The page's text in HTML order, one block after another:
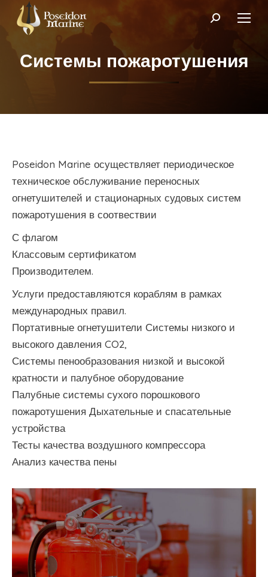
Поиск:
Системы пожаротушения
Poseidon Marine осуществляет периодическое
техническое обслуживание переносных
огнетушителей и стационарных судовых систем
пожаротушения в соотвествии
С флагом
Классовым сертификатом
Производителем.
Услуги предоставляются кораблям в рамках
международных правил.
Портативные огнетушители Системы низкого и
высокого давления CO2,
Системы пенообразования низкой и высокой
кратности и палубное оборудование
Палубные системы сухого порошкового
пожаротушения Дыхательные и спасательные
устройства
Тесты качества воздушного компрессора
Анализ качества пены